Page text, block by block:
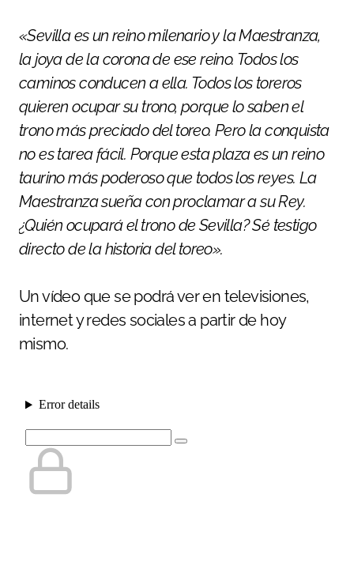
«Sevilla es un reino milenario y la Maestranza,
la joya de la corona de ese reino. Todos los
caminos conducen a ella. Todos los toreros
quieren ocupar su trono, porque lo saben el
trono más preciado del toreo. Pero la conquista
no es tarea fácil. Porque esta plaza es un reino
taurino más poderoso que todos los reyes. La
Maestranza sueña con proclamar a su Rey.
¿Quién ocupará el trono de Sevilla? Sé testigo
directo de la historia del toreo».
Un vídeo que se podrá ver en televisiones,
internet y redes sociales a partir de hoy
mismo.